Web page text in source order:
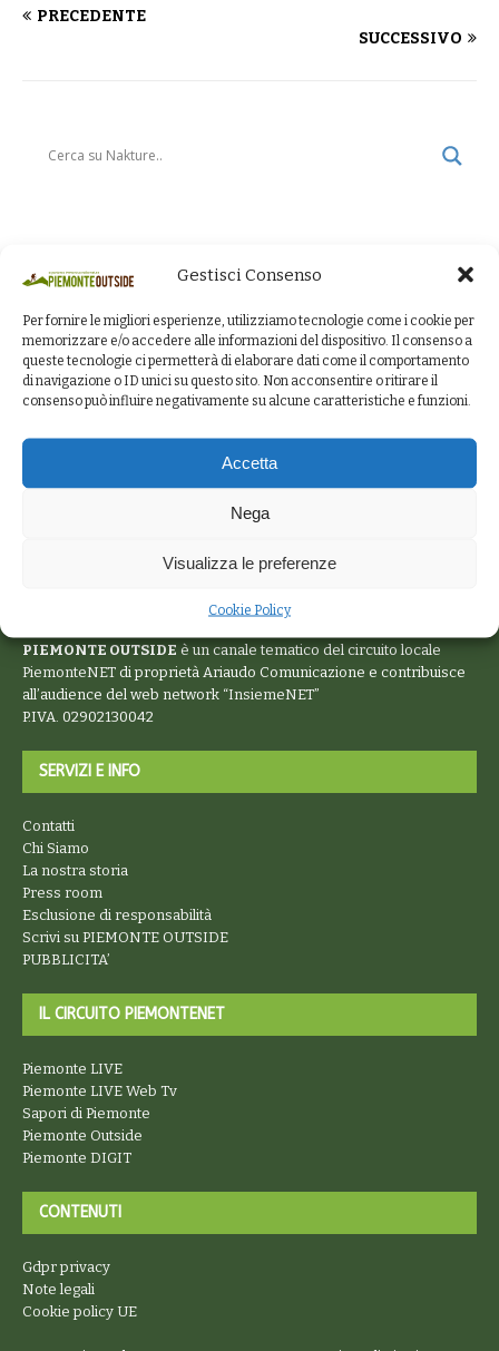
Gestisci Consenso
Per fornire le migliori esperienze, utilizziamo tecnologie come i cookie per
memorizzare e/o accedere alle informazioni del dispositivo. Il consenso a
queste tecnologie ci permetterà di elaborare dati come il comportamento
di navigazione o ID unici su questo sito. Non acconsentire o ritirare il
consenso può influire negativamente su alcune caratteristiche e funzioni.
Accetta
Nega
Visualizza le preferenze
Cookie Policy
PRECEDENTE
SUCCESSIVO
PIEMONTE OUTSIDE è un canale tematico del circuito locale
PiemonteNET di proprietà Ariaudo Comunicazione e contribuisce
all’audience del web network “InsiemeNET”
P.IVA. 02902130042
SERVIZI E INFO
Contatti
Chi Siamo
La nostra storia
Press room
Esclusione di responsabilità
Scrivi su PIEMONTE OUTSIDE
PUBBLICITA’
IL CIRCUITO PIEMONTENET
Piemonte LIVE
Piemonte LIVE Web Tv
Sapori di Piemonte
Piemonte Outside
Piemonte DIGIT
CONTENUTI
Gdpr privacy
Note legali
Cookie policy UE